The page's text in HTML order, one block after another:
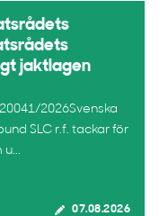
jaktlagen
2026Svenska
SLC r.f. tackar för
07.08.2026